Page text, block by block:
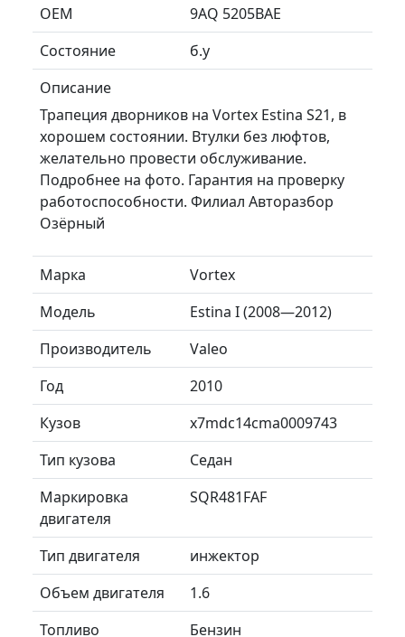
ОЕМ
9AQ 5205BAE
Состояние
б.у
Описание
Трапеция дворников на Vortex Estina S21, в
хорошем состоянии. Втулки без люфтов,
желательно провести обслуживание.
Подробнее на фото. Гарантия на проверку
работоспособности. Филиал Авторазбор
Озёрный
Марка
Vortex
Модель
Estina I (2008—2012)
Производитель
Valeo
Год
2010
Кузов
x7mdc14cma0009743
Тип кузова
Седан
Маркировка
двигателя
SQR481FAF
Тип двигателя
инжектор
Объем двигателя
1.6
Топливо
Бензин